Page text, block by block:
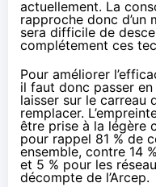
actuellement. La
rapproche donc d’un
sera difficile de
complétement ces
Pour améliorer
il faut donc passer
laisser sur le carreau
remplacer.
être prise à la légère
pour rappel 81 % de
ensemble, contre 14
et 5 % pour les
décompte de l’Arcep.